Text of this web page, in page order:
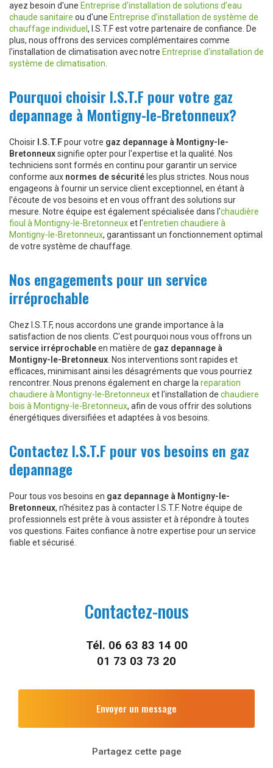
ayez besoin d'une Entreprise d'installation de solutions d’eau
chaude sanitaire ou d'une Entreprise d’installation de système de
chauffage individuel , I.S.T.F est votre partenaire de confiance. De
plus, nous offrons des services complémentaires comme
l'installation de climatisation avec notre Entreprise d'installation de
système de climatisation
Pourquoi choisir I.S.T.F pour votre gaz
depannage à Montigny-le-Bretonneux?
Choisir I.S.T.Fpour votre gaz depannage à Montigny-le-
Bretonneuxsignifie opter pour l'expertise et la qualité. Nos
techniciens sont formés en continu pour garantir un service
conforme aux normes de sécurité les plus strictes. Nous nous
engageons à fournir un service client exceptionnel, en étant à
l'écoute de vos besoins et en vous offrant des solutions sur
mesure. Notre équipe est également spécialisée dans l'chaudière
fioul à Montigny-le-Bretonneuxet l'entretien chaudiere à
Montigny-le-Bretonneux, garantissant un fonctionnement optimal
de votre système de chauffage.
Nos engagements pour un service
irréprochable
Chez I.S.T.F, nous accordons une grande importance à la
satisfaction de nos clients. C'est pourquoi nous vous offrons un
service irréprochableen matière de gaz depannage à
Montigny-le-Bretonneux . Nos interventions sont rapides et
efficaces, minimisant ainsi les désagréments que vous pourriez
rencontrer. Nous prenons également en charge la reparation
chaudiere à Montigny-le-Bretonneuxet l'installation de chaudiere
bois à Montigny-le-Bretonneux, afin de vous offrir des solutions
énergétiques diversifiées et adaptées à vos besoins.
Contactez I.S.T.F pour vos besoins en gaz
depannage
Pour tous vos besoins en gaz depannage à Montigny-le-
Bretonneux, n'hésitez pas à contacter I.S.T.F. Notre équipe de
professionnels est prête à vous assister et à répondre à toutes
vos questions. Faites confiance à notre expertise pour un service
fiable et sécurisé.
Contactez-nous
Tél. 06 63 83 14 00
01 73 03 73 20
Envoyer un message
Partagez cette page